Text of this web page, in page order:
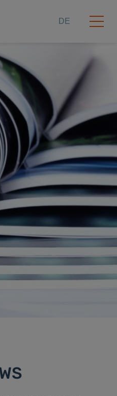
DE